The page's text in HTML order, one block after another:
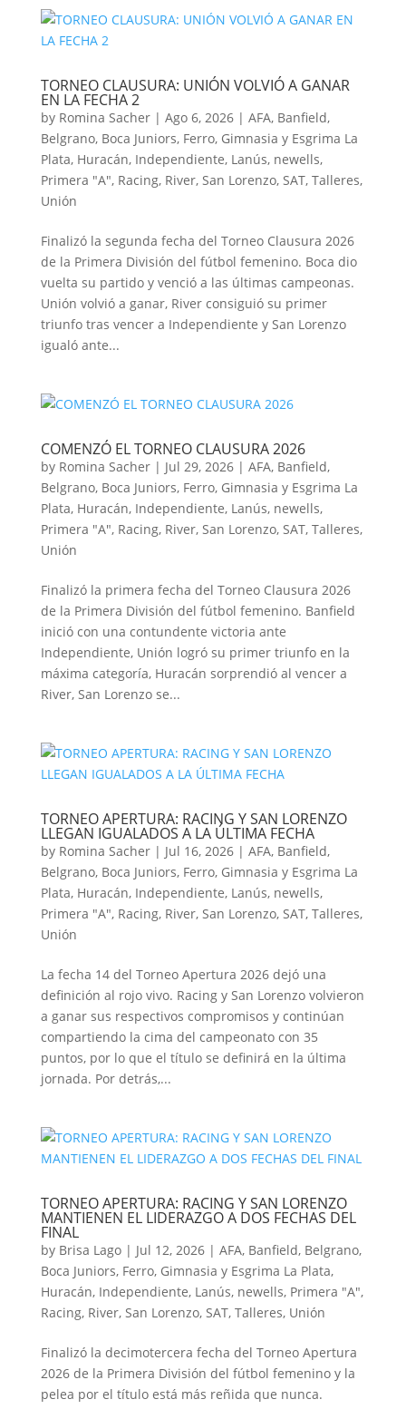
TORNEO CLAUSURA: UNIÓN VOLVIÓ A GANAR
EN LA FECHA 2
by Romina Sacher| Ago 6, 2026| AFA, Banfield,
Belgrano, Boca Juniors, Ferro, Gimnasia y Esgrima La
Plata, Huracán, Independiente, Lanús, newells,
Primera "A", Racing, River, San Lorenzo, SAT, Talleres,
Unión
Finalizó la segunda fecha del Torneo Clausura 2026
de la Primera División del fútbol femenino. Boca dio
vuelta su partido y venció a las últimas campeonas.
Unión volvió a ganar, River consiguió su primer
triunfo tras vencer a Independiente y San Lorenzo
igualó ante...
COMENZÓ EL TORNEO CLAUSURA 2026
by Romina Sacher| Jul 29, 2026| AFA, Banfield,
Belgrano, Boca Juniors, Ferro, Gimnasia y Esgrima La
Plata, Huracán, Independiente, Lanús, newells,
Primera "A", Racing, River, San Lorenzo, SAT, Talleres,
Unión
Finalizó la primera fecha del Torneo Clausura 2026
de la Primera División del fútbol femenino. Banfield
inició con una contundente victoria ante
Independiente, Unión logró su primer triunfo en la
máxima categoría, Huracán sorprendió al vencer a
River, San Lorenzo se...
TORNEO APERTURA: RACING Y SAN LORENZO
LLEGAN IGUALADOS A LA ÚLTIMA FECHA
by Romina Sacher| Jul 16, 2026| AFA, Banfield,
Belgrano, Boca Juniors, Ferro, Gimnasia y Esgrima La
Plata, Huracán, Independiente, Lanús, newells,
Primera "A", Racing, River, San Lorenzo, SAT, Talleres,
Unión
La fecha 14 del Torneo Apertura 2026 dejó una
definición al rojo vivo. Racing y San Lorenzo volvieron
a ganar sus respectivos compromisos y continúan
compartiendo la cima del campeonato con 35
puntos, por lo que el título se definirá en la última
jornada. Por detrás,...
TORNEO APERTURA: RACING Y SAN LORENZO
MANTIENEN EL LIDERAZGO A DOS FECHAS DEL
FINAL
by Brisa Lago| Jul 12, 2026| AFA, Banfield, Belgrano,
Boca Juniors, Ferro, Gimnasia y Esgrima La Plata,
Huracán, Independiente, Lanús, newells, Primera "A",
Racing, River, San Lorenzo, SAT, Talleres, Unión
Finalizó la decimotercera fecha del Torneo Apertura
2026 de la Primera División del fútbol femenino y la
pelea por el título está más reñida que nunca.